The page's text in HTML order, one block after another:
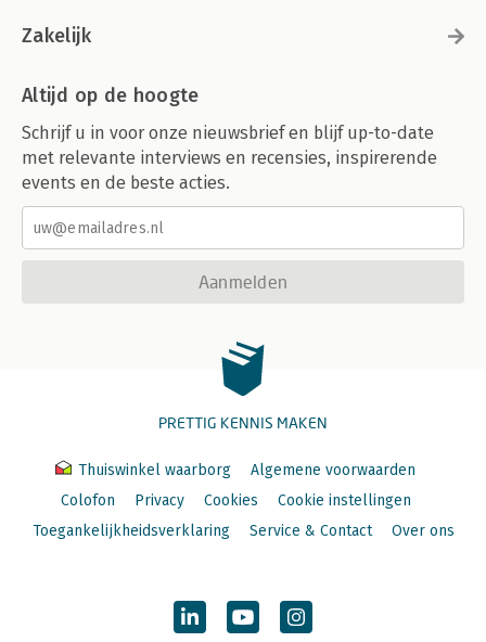
Zakelijk
Altijd op de hoogte
Schrijf u in voor onze nieuwsbrief en blijf up-to-date
met relevante interviews en recensies, inspirerende
events en de beste acties.
Aanmelden
PRETTIG KENNIS MAKEN
Thuiswinkel waarborg
Algemene voorwaarden
Colofon
Privacy Cookies
Cookie instellingen
Toegankelijkheidsverklaring
Service & Contact Over ons